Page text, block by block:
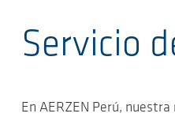
Servicio
En AERZEN Perú,